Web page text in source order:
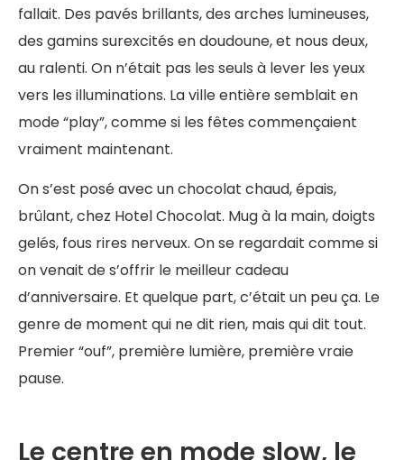
fallait. Des pavés brillants, des arches lumineuses,
des gamins surexcités en doudoune, et nous deux,
au ralenti. On n’était pas les seuls à lever les yeux
vers les illuminations. La ville entière semblait en
mode “play”, comme si les fêtes commençaient
vraiment maintenant.
On s’est posé avec un chocolat chaud, épais,
brûlant, chez Hotel Chocolat. Mug à la main, doigts
gelés, fous rires nerveux. On se regardait comme si
on venait de s’offrir le meilleur cadeau
d’anniversaire. Et quelque part, c’était un peu ça. Le
genre de moment qui ne dit rien, mais qui dit tout.
Premier “ouf”, première lumière, première vraie
pause.
Le centre en mode slow, le